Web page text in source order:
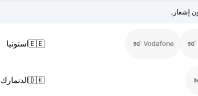
Vodafone
🇪🇪استونيا
🇩🇰الدنمارك